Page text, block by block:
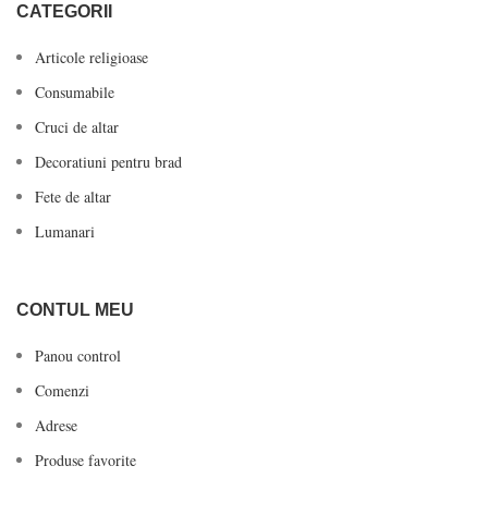
CATEGORII
Articole religioase
Consumabile
Cruci de altar
Decoratiuni pentru brad
Fete de altar
Lumanari
CONTUL MEU
Panou control
Comenzi
Adrese
Produse favorite